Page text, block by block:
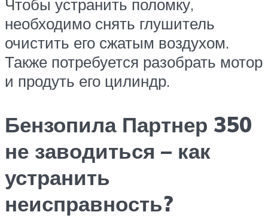
Чтобы устранить поломку,
необходимо снять глушитель
очистить его сжатым воздухом.
Также потребуется разобрать мотор
и продуть его цилиндр.
Бензопила Партнер 350
не заводиться – как
устранить
неисправность?